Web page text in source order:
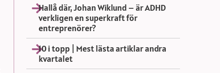
Hallå där, Johan Wiklund – är ADHD
verkligen en superkraft för
entreprenörer?
10 i topp | Mest lästa artiklar andra
kvartalet